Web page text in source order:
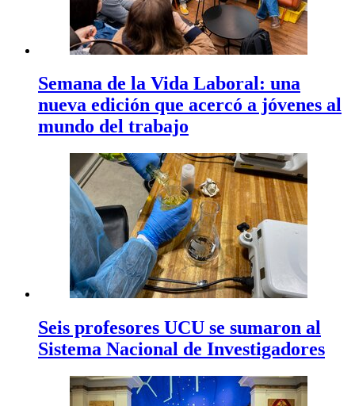
Semana de la Vida Laboral: una
nueva edición que acercó a jóvenes al
mundo del trabajo
Seis profesores UCU se sumaron al
Sistema Nacional de Investigadores